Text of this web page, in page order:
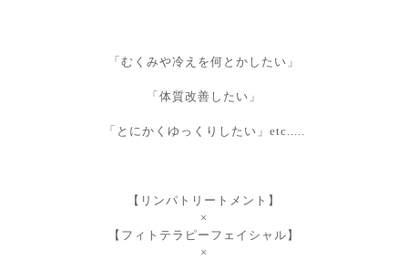
「むくみや冷えを何とかしたい」
「体質改善したい」
「とにかくゆっくりしたい 」etc.....
【リンパトリートメント】
×
【フィトテラピーフェイシャル】
×